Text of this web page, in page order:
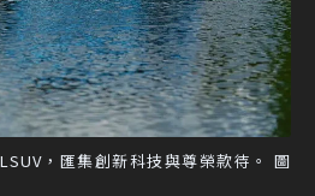
，匯集創新科技與尊榮款待。 圖